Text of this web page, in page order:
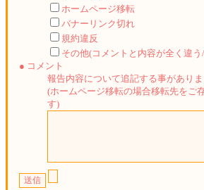
ホームページ移転
バナーリンク切れ
規約違反
その他(コメントと内容が全く違
● コメント
報告内容について追記する事がありま
(ホームページ移転の場合移転先をご
す)